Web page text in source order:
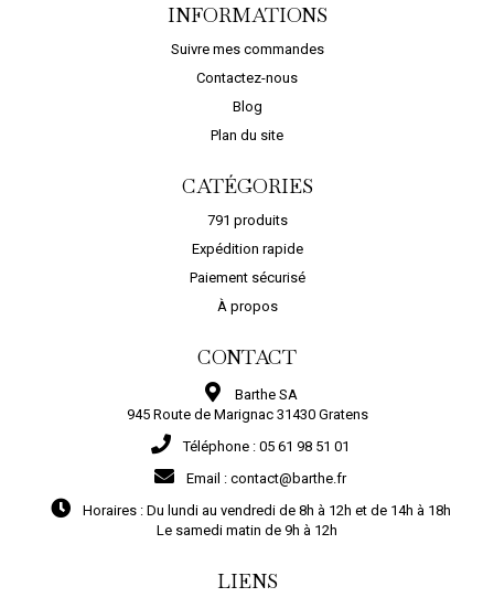
INFORMATIONS
Suivre mes commandes
Contactez-nous
Blog
Plan du site
CATÉGORIES
791 produits
Expédition rapide
Paiement sécurisé
À propos
CONTACT
Barthe SA
945 Route de Marignac 31430 Gratens
Téléphone : 05 61 98 51 01
Email : contact@barthe.fr
Horaires : Du lundi au vendredi de 8h à 12h et de 14h à 18h
Le samedi matin de 9h à 12h
LIENS